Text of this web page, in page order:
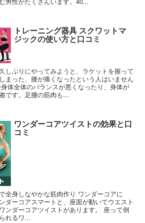
トレーニング器具 スクワットマ
ジックの使い方と口コミ
しぶりにやってみようと、ラケットを握って
まった、腰が痛くなったという人はいません
体全体のバランスが悪くなったり、身体が
です。足腰の筋肉も...
ワンダーコアツイストの効果と口
コミ
全身しなやかな筋肉作り ワンダーコアに
ダーコアスマートと、座面が動いてウエスト
ンダーコアツイストがあります。 座って倒
れるワ...